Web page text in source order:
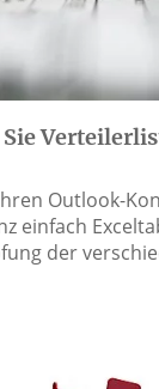
Outlook-
einfach
der